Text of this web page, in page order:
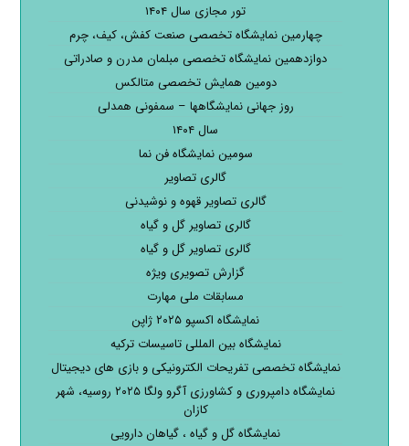
تور مجازی سال ۱۴۰۴
چهارمین نمایشگاه تخصصی صنعت کفش، کیف، چرم
دوازدهمین نمایشگاه تخصصی مبلمان مدرن و صادراتی
دومین همایش تخصصی متالکس
روز جهانی نمایشگاهها – سمفونی همدلی
سال ۱۴۰۴
سومین نمایشگاه فن نما
گالری تصاویر
گالری تصاویر قهوه و نوشیدنی
گالری تصاویر گل و گیاه
گالری تصاویر گل و گیاه
گزارش تصویری ویژه
مسابقات ملی مهارت
نمایشگاه اکسپو ۲۰۲۵ ژاپن
نمایشگاه بین المللی تاسیسات ترکیه
نمایشگاه تخصصی تفریحات الکترونیکی و بازی های دیجیتال
نمایشگاه دامپروری و کشاورزی آگرو ولگا ۲۰۲۵ روسیه، شهر
کازان
نمایشگاه گل و گیاه ، گیاهان دارویی